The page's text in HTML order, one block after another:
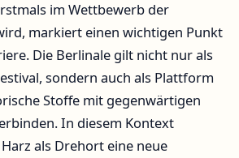
im Wettbewerb der
markiert einen wichtigen Punkt
Die Berlinale gilt nicht nur als
sondern auch als Plattform
Stoffe mit gegenwärtigen
In diesem Kontext
als Drehort eine neue